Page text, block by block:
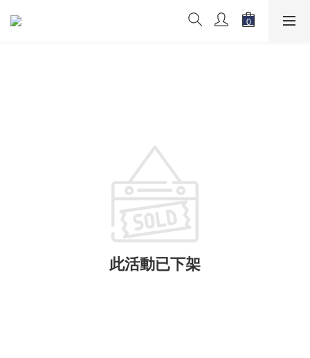
此活動已下架